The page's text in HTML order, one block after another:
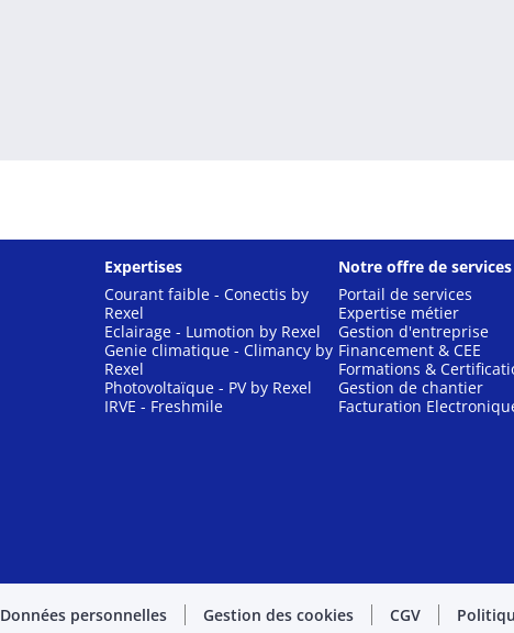
Expertises
Courant faible - Conectis by
Rexel
Eclairage - Lumotion by Rexel
Genie climatique - Climancy by
Rexel
Photovoltaïque - PV by Rexel
IRVE - Freshmile
Notre offre de services
Portail de services
Expertise métier
Gestion d'entreprise
Financement & CEE
Formations &
Gestion de chantier
Facturation
Données personnelles Gestion des cookies CGV